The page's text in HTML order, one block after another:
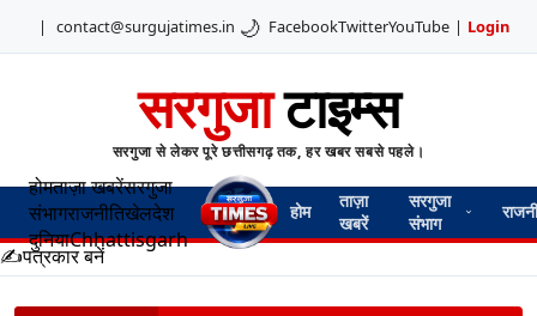
| contact@surgujatimes.in 🌙 FacebookTwitterYouTube | Login
सरगुजाटाइम्स
सरगुजा से लेकर पूरे छत्तीसगढ़ तक, हर खबर सबसे पहले।
होमताज़ा खबरेंसरगुजा
संभागराजनीतिखेलदेश
दुनियाChhattisgarh
होम
ताज़ा
खबरें
सरगुजा
संभाग
✍️पत्रकार बनें